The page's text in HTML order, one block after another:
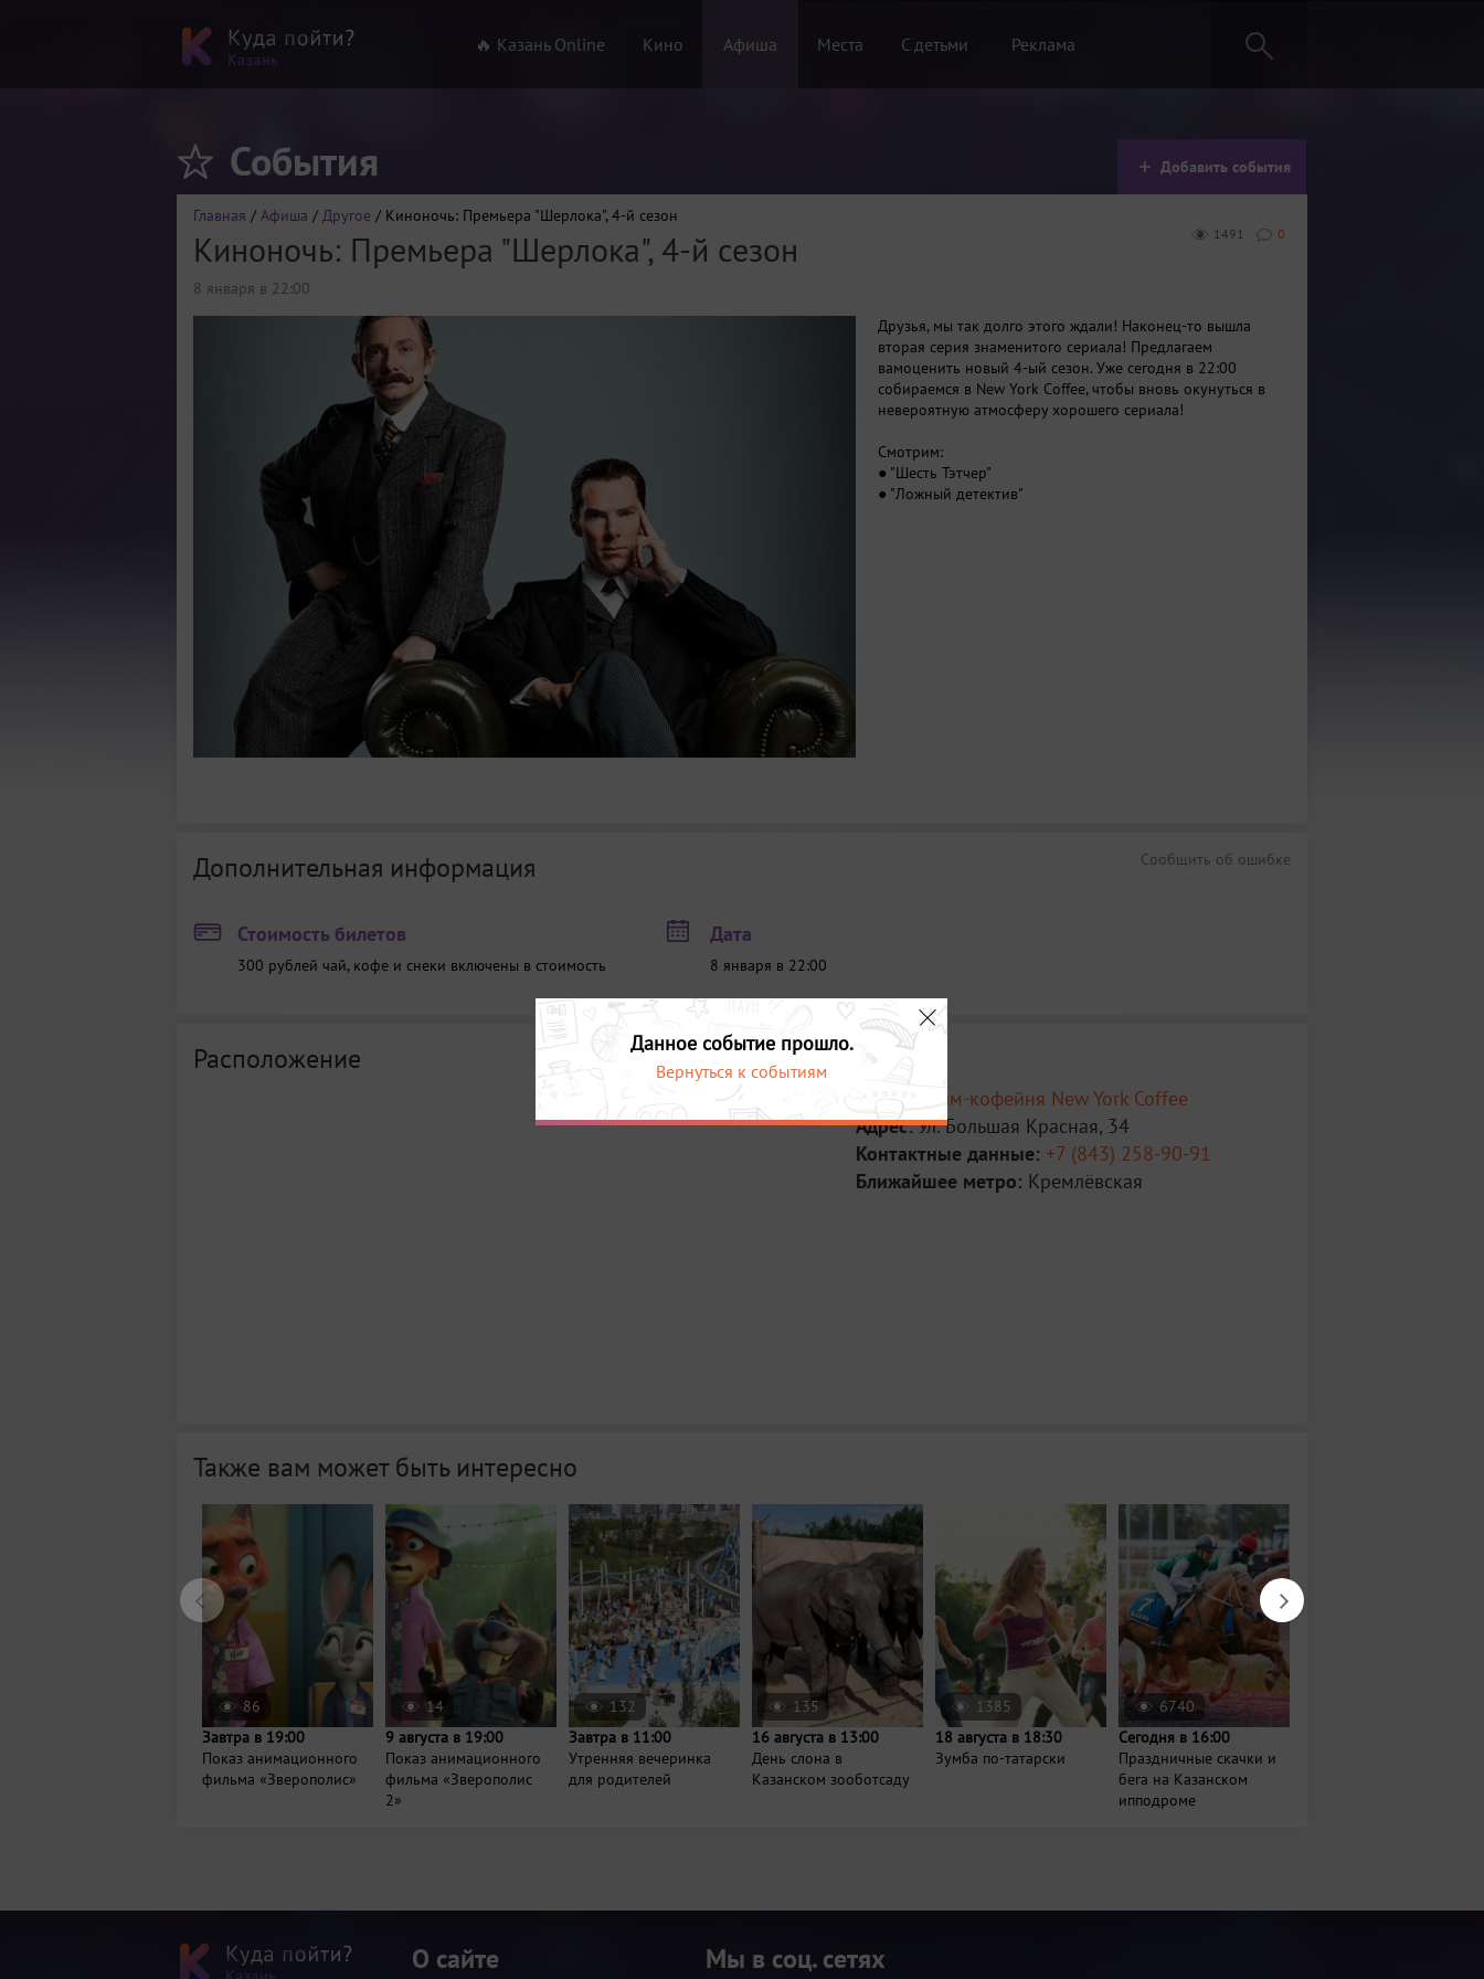
🔥 Казань Online Кино Афиша Места С детьми Реклама
События Добавить события
Главная / Афиша / Другое / Киноночь: Премьера "Шерлока", 4-й сезон
0
1491
Киноночь: Премьера "Шерлока", 4-й сезон
8 января в 22:00
Друзья, мы так долго этого ждали! Наконец-то вышла
вторая серия знаменитого сериала! Предлагаем
вамоценить новый 4-ый сезон. Уже сегодня в 22:00
собираемся в New York Coffee, чтобы вновь окунуться в
невероятную атмосферу хорошего сериала!
Смотрим:
● "Шесть Тэтчер"
● "Ложный детектив"
Сообщить об ошибке
Дополнительная информация
Стоимость билетов
300 рублей чай, кофе и снеки включены в стоимость
Дата
8 января в 22:00
Расположение
Место:
Тайм-кофейня New York Coffee
Адрес:Ул. Большая Красная, 34
Контактные данные: +7 (843) 258-90-91
Ближайшее метро: Кремлёвская
Также вам может быть интересно
86
Завтра в 19:00
Показ анимационного
фильма «Зверополис»
14
9 августа в 19:00
Показ анимационного
фильма «Зверополис
2»
132
Завтра в 11:00
Утренняя вечеринка
для родителей
135
16 августа в 13:00
День слона в
Казанском зооботсаду
1385
18 августа в 18:30
Зумба по-татарски
6740
Сегодня в 16:00
Праздничные скачки и
бега на Казанском
ипподроме
Данное событие прошло.
Вернуться к событиям
О сайте Мы в соц. сетях